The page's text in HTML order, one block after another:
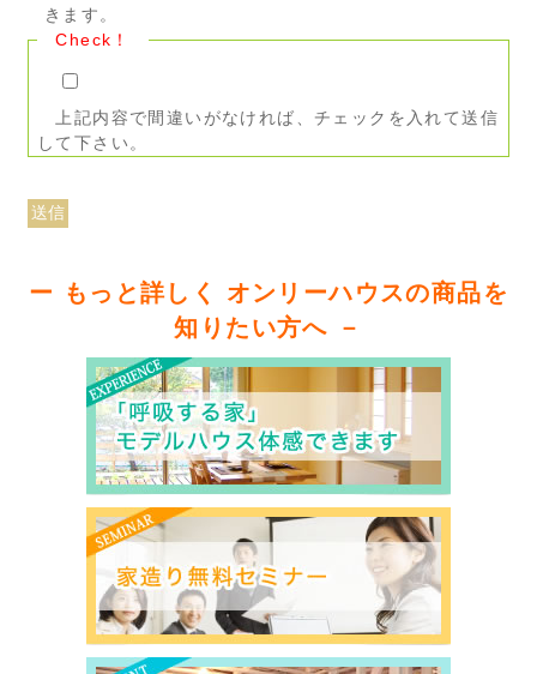
きます。
Check！
上記内容で間違いがなければ、チェックを入れて送信
して下さい。
ー もっと詳しく オンリーハウスの商品を
知りたい方へ －